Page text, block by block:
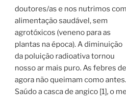
doutores/as e nos nutrimos com
alimentação saudável, sem
agrotóxicos (veneno para as
plantas na época). A diminuição
da poluição radioativa tornou
nosso ar mais puro. As febres de
agora não queimam como antes.
Saúdo a casca de angico [1], o